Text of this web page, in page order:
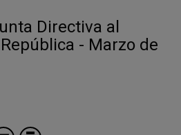
Directiva al
- Marzo de